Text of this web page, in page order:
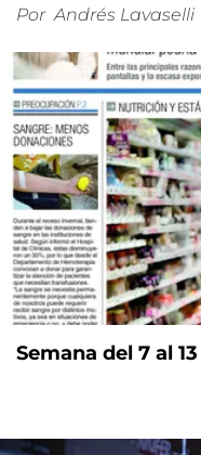
Por Andrés Lavaselli
Semana del 7 al